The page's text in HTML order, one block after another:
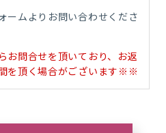
ームよりお問い合わせくださ
問合せを頂いており、お返
を頂く場合がございます※※